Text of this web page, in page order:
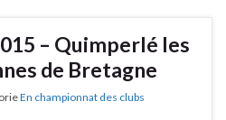
– Quimperlé les
de Bretagne
En championnat des clubs